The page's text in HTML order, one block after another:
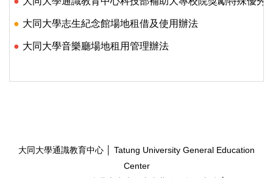
● 大同大學志生紀念館場地租借及使用辦法
● 大同大學音樂廳場地租用管理辦法
大同大學通識教育中心 │ Tatung University General Education
Center